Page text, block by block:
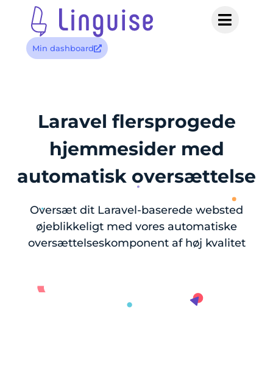
Min dashboard
Laravel flersprogede
hjemmesider med
automatisk oversættelse
Oversæt dit Laravel-baserede websted
øjeblikkeligt med vores automatiske
oversættelseskomponent af høj kvalitet